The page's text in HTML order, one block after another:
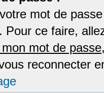
mot de
Pour ce faire,
mot de passe
reconnecter